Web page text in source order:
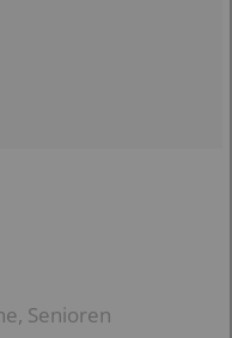
Senioren